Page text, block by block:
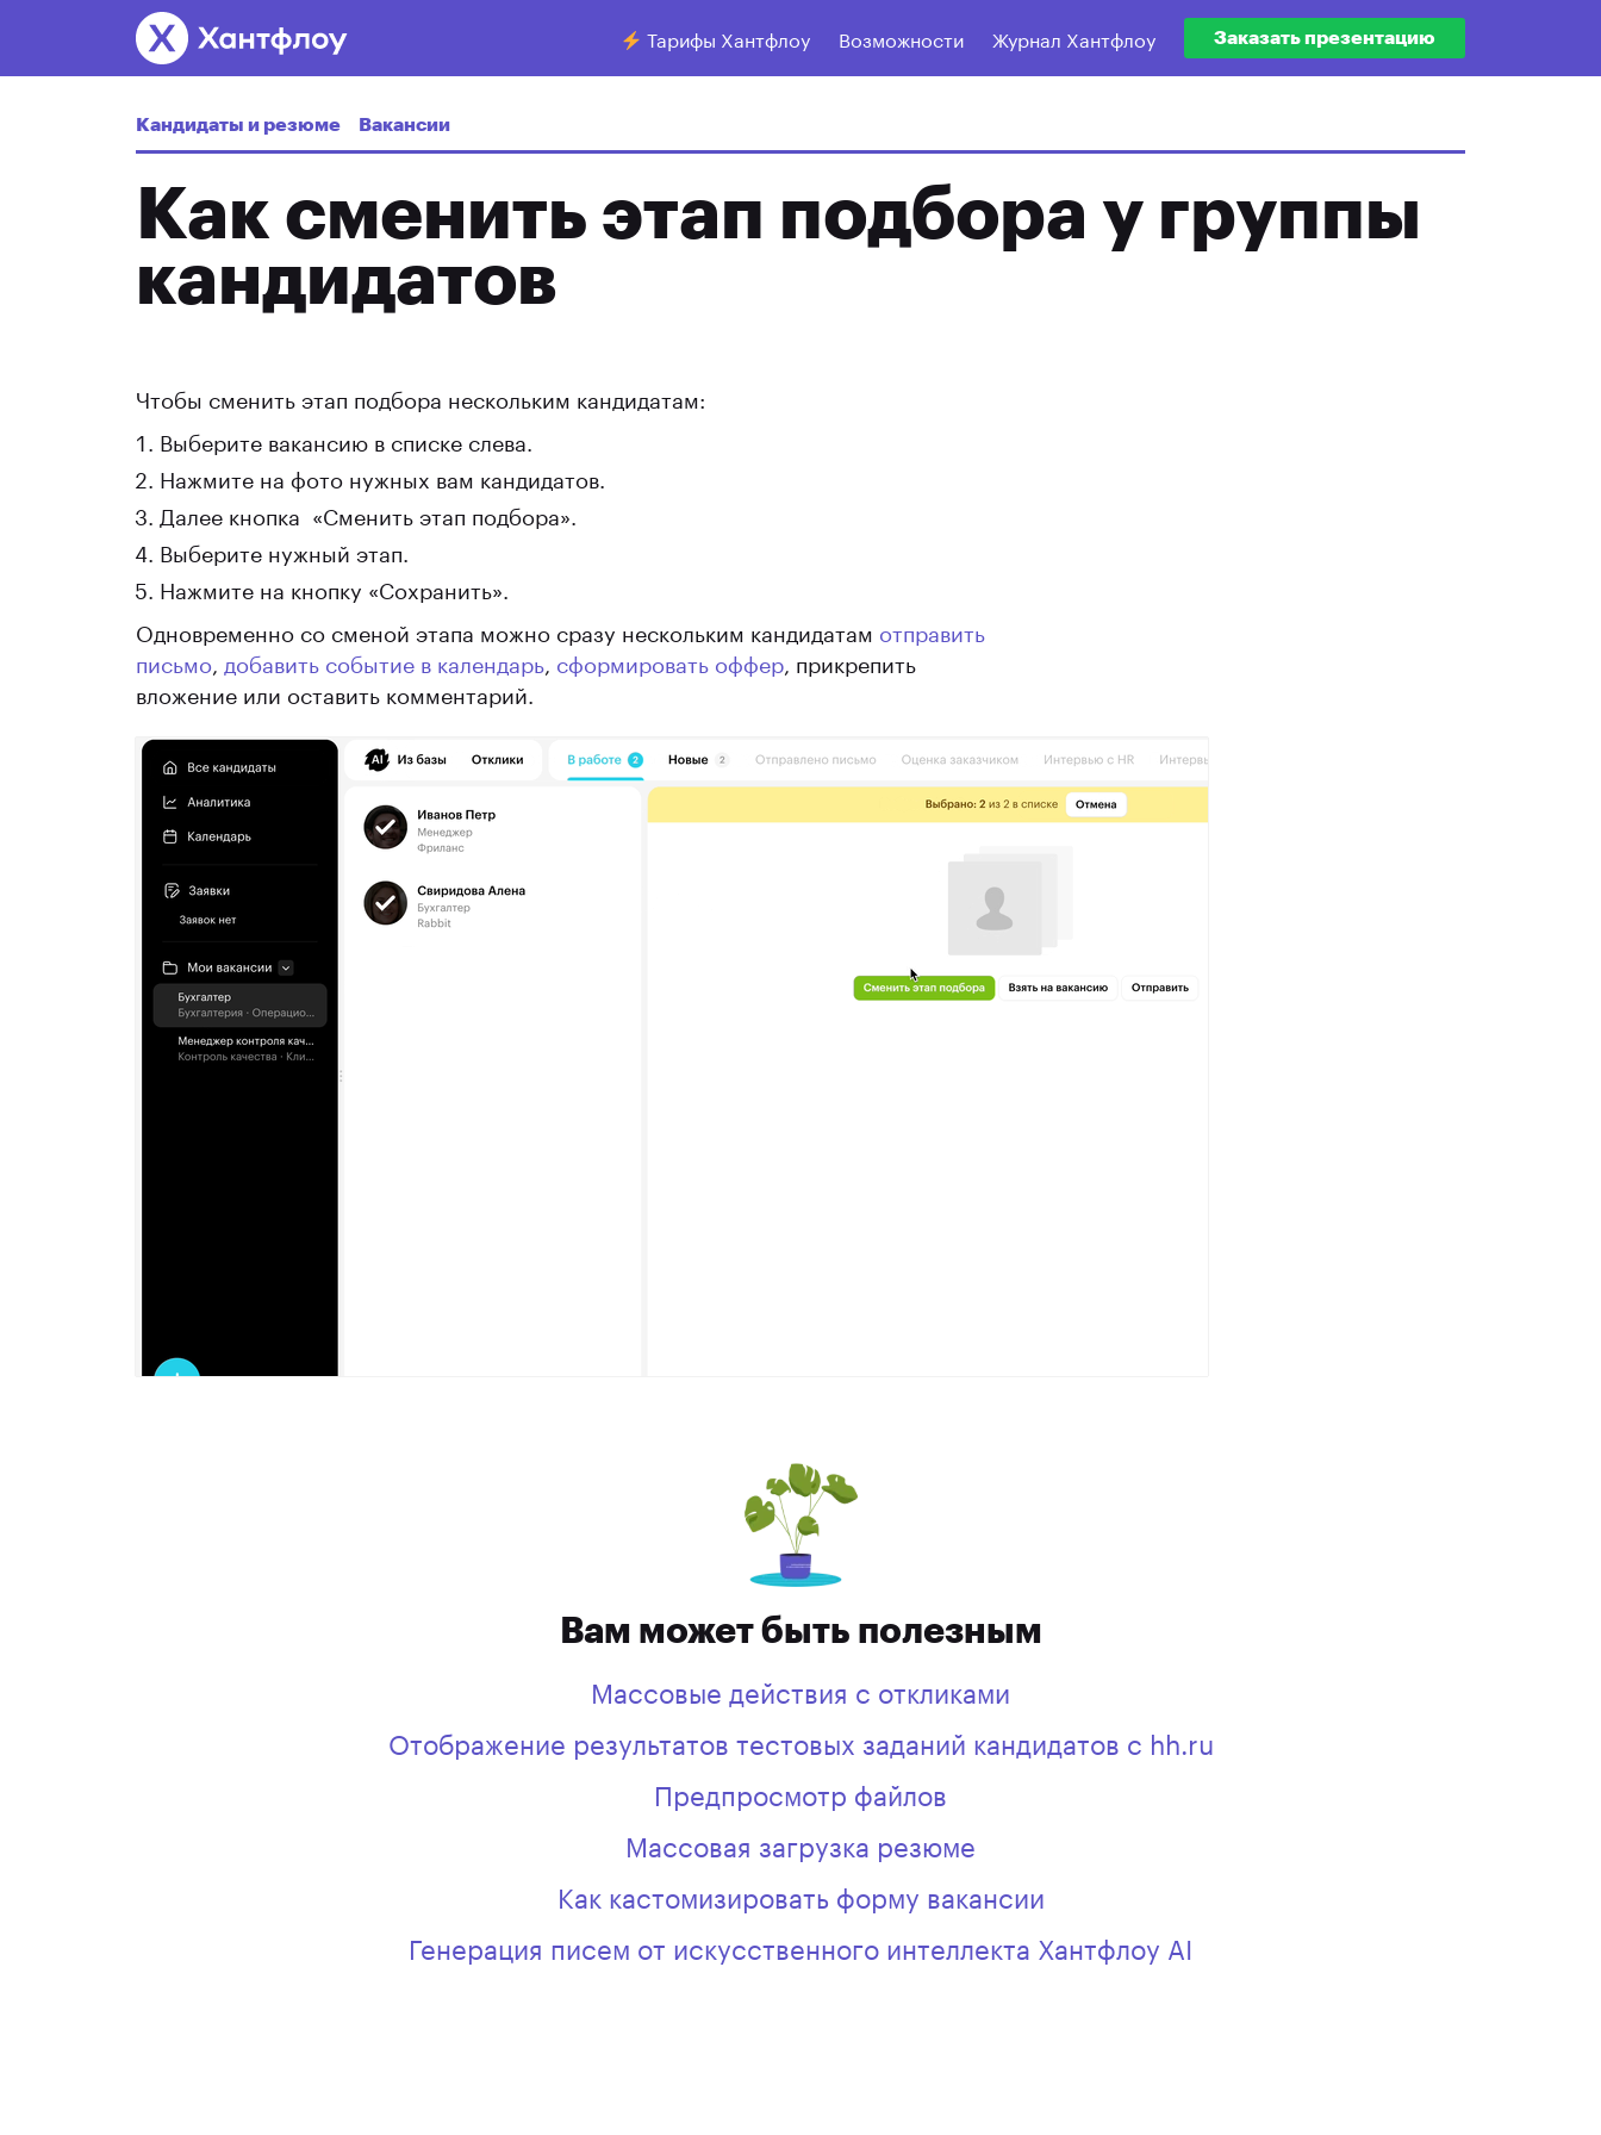
Тарифы Хантфлоу Возможности Журнал Хантфлоу Заказать презентацию
Кандидаты и резюме Вакансии
Как сменить этап подбора у группы
кандидатов
Чтобы сменить этап подбора нескольким кандидатам:
Выберите вакансию в списке слева.
Нажмите на фото нужных вам кандидатов.
Далее кнопка «Сменить этап подбора».
Выберите нужный этап.
Нажмите на кнопку «Сохранить».
Одновременно со сменой этапа можно сразу нескольким кандидатам отправить
письмо, добавить событие в календарь, сформировать оффер, прикрепить
вложение или оставить комментарий.
Вам может быть полезным
Массовые действия с откликами
Отображение результатов тестовых заданий кандидатов с hh.ru
Предпросмотр файлов
Массовая загрузка резюме
Как кастомизировать форму вакансии
Генерация писем от искусственного интеллекта Хантфлоу AI